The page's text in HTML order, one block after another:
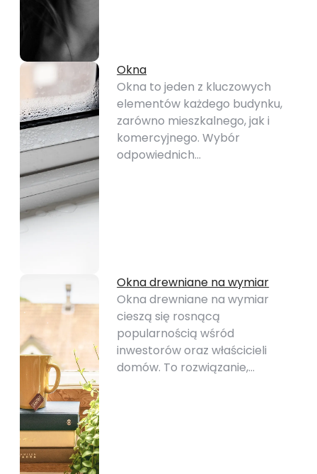
Okna
Okna to jeden z kluczowych
elementów każdego budynku,
zarówno mieszkalnego, jak i
komercyjnego. Wybór
odpowiednich…
Okna drewniane na wymiar
Okna drewniane na wymiar
cieszą się rosnącą
popularnością wśród
inwestorów oraz właścicieli
domów. To rozwiązanie,…